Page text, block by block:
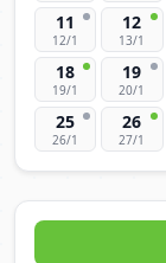
11
12/1
12
13/1
18
19/1
19
20/1
25
26/1
26
27/1